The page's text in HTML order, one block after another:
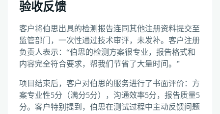
验收反馈
客户将伯思出具的检测报告连同其他注册资料提交至
监管部门，一次性通过技术审评，未发补。客户注册
负责人表示：“伯思的检测方案很专业，报告格式和
内容完全符合要求，帮我们节省了大量时间。”
项目结束后，客户对伯思的服务进行了书面评价：方
案专业性5分（满分5分），沟通效率5分，报告质量5
分。客户特别提到，伯思在测试过程中主动反馈问题